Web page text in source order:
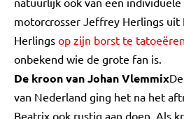
motorcrosser Jeffrey Herlings uit
Herlings op zijn borst te tatoeëren
onbekend wie de grote fan is.
De kroon van Johan Vlemmix
van Nederland ging het na het
Beatrix ook rustig aan doen. Als